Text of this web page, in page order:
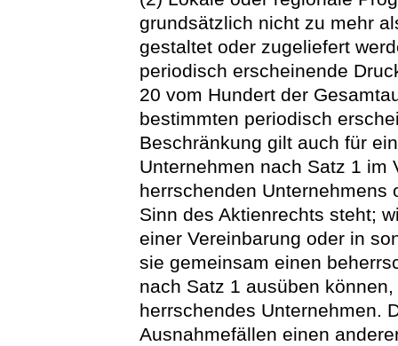
grundsätzlich nicht zu mehr
gestaltet oder zugeliefert
periodisch erscheinende
20 vom Hundert der
bestimmten periodisch
Beschränkung gilt auch für
Unternehmen nach Satz 1 im
herrschenden Unternehmens
Sinn des Aktienrechts steht;
einer Vereinbarung oder in
sie gemeinsam einen
nach Satz 1 ausüben
herrschendes Unternehmen.
Ausnahmefällen einen